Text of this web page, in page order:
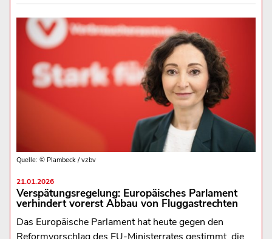
Quelle: © Plambeck / vzbv
21.01.2026
Verspätungsregelung: Europäisches Parlament
verhindert vorerst Abbau von Fluggastrechten
Das Europäische Parlament hat heute gegen den